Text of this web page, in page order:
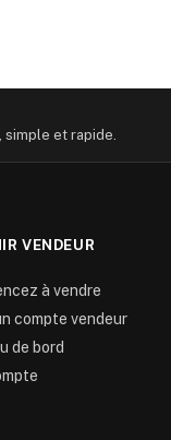
simple et rapide.
VENDEUR
à vendre
compte vendeur
de bord